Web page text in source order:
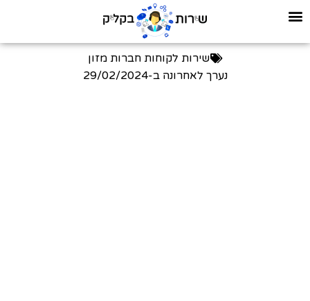
שירות לקוחות חברות מזון
נערך לאחרונה ב-29/02/2024